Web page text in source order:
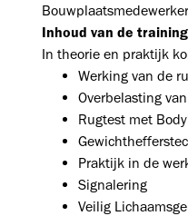
Inhoud van de training
In theorie en praktijk
Werking van de
Overbelasting
Rugtest met
Praktijk in de
Signalering
Veilig